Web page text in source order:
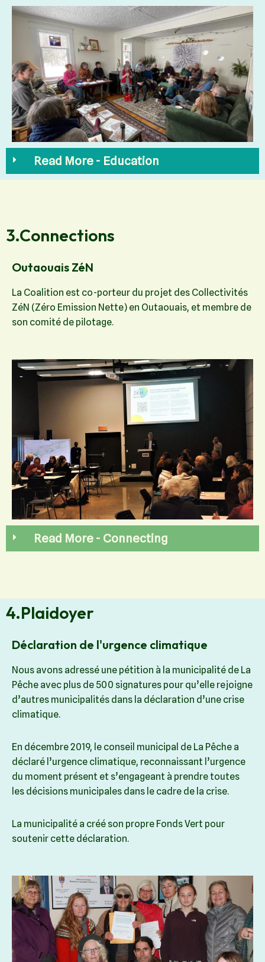
Read More - Education
3.Connections
Outaouais ZéN
La Coalition est co-porteur du projet des Collectivités
ZéN (Zéro Emission Nette) en Outaouais, et membre de
son comité de pilotage.
Read More - Connecting
4.Plaidoyer
Déclaration de l'urgence climatique
Nous avons adressé une pétition à la municipalité de La
Pêche avec plus de 500 signatures pour qu’elle rejoigne
d’autres municipalités dans la déclaration d’une crise
climatique.
En décembre 2019, le conseil municipal de La Pêche a
déclaré l’urgence climatique, reconnaissant l’urgence
du moment présent et s’engageant à prendre toutes
les décisions municipales dans le cadre de la crise.
La municipalité a créé son propre Fonds Vert pour
soutenir cette déclaration.